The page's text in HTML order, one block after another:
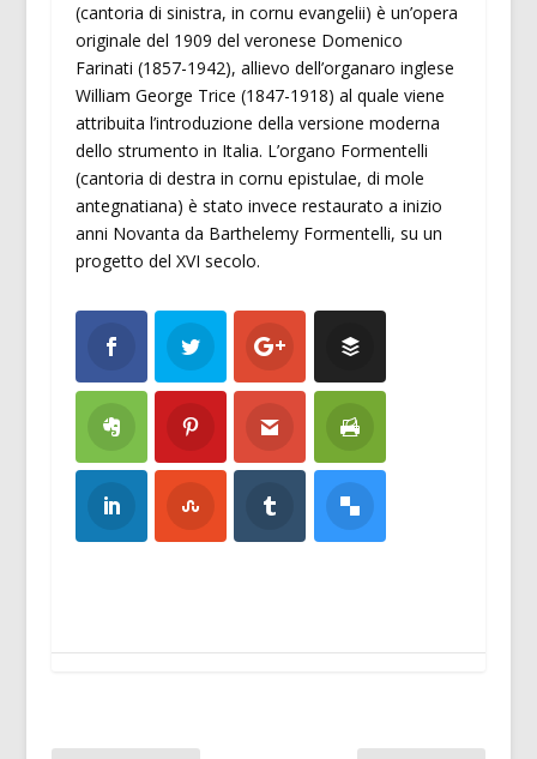
(cantoria di sinistra, in cornu evangelii) è un’opera
originale del 1909 del veronese Domenico
Farinati (1857-1942), allievo dell’organaro inglese
William George Trice (1847-1918) al quale viene
attribuita l’introduzione della versione moderna
dello strumento in Italia. L’organo Formentelli
(cantoria di destra in cornu epistulae, di mole
antegnatiana) è stato invece restaurato a inizio
anni Novanta da Barthelemy Formentelli, su un
progetto del XVI secolo.